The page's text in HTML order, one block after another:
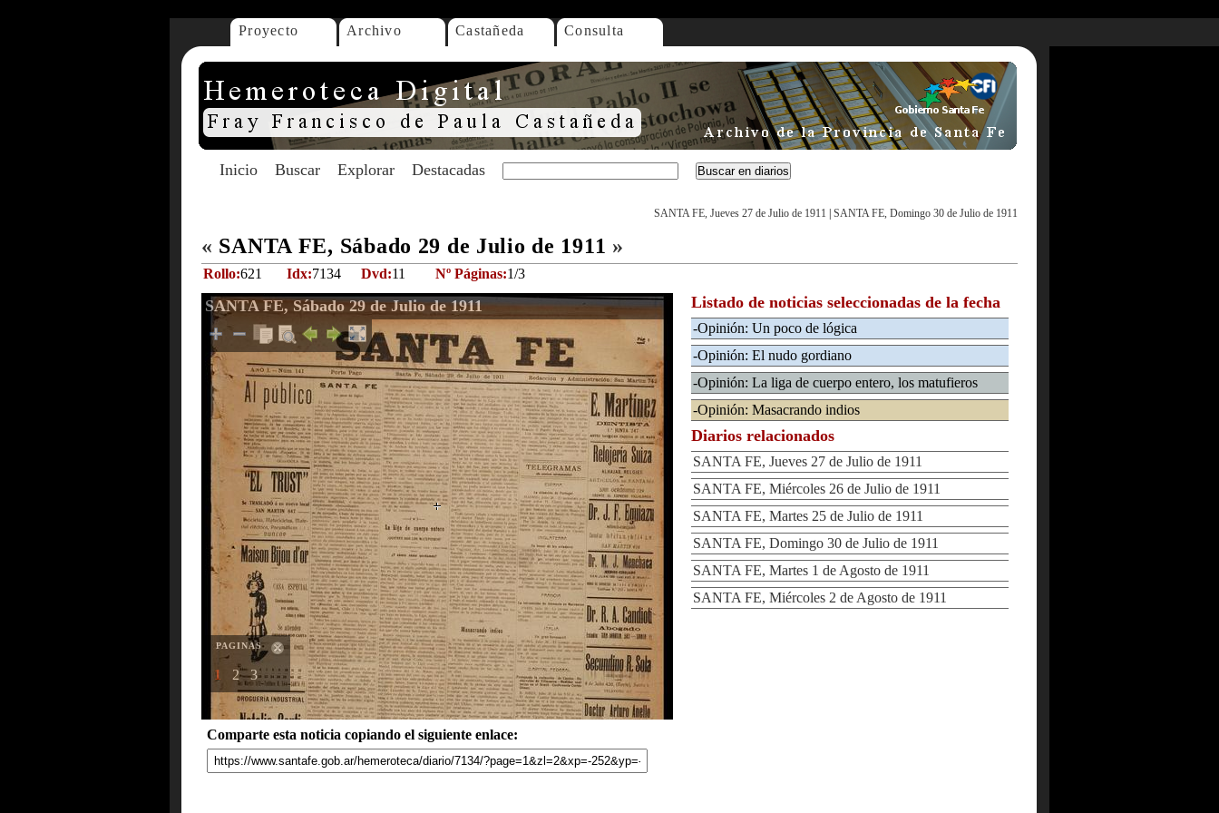
Proyecto Archivo Castañeda Consulta
Inicio Buscar Explorar Destacadas
SANTA FE, Jueves 27 de Julio de 1911 SANTA FE, Domingo 30 de Julio de 1911
« SANTA FE, Sábado 29 de Julio de 1911 »
Rollo:621 Idx:7134 Dvd:11 Nº Páginas:1/3
SANTA FE, Sábado 29 de Julio de 1911
PAGINAS
1 2 3
Comparte esta noticia copiando el siguiente enlace:
Listado de noticias seleccionadas de la fecha
-Opinión: Un poco de lógica
-Opinión: El nudo gordiano
-Opinión: La liga de cuerpo entero, los matufieros
-Opinión: Masacrando indios
Diarios relacionados
SANTA FE, Jueves 27 de Julio de 1911
SANTA FE, Miércoles 26 de Julio de 1911
SANTA FE, Martes 25 de Julio de 1911
SANTA FE, Domingo 30 de Julio de 1911
SANTA FE, Martes 1 de Agosto de 1911
SANTA FE, Miércoles 2 de Agosto de 1911